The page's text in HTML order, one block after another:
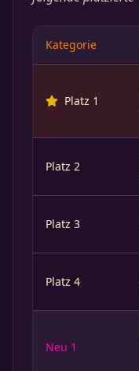
Kategorie
Platz 1
Platz 2
Platz 3
Platz 4
Neu 1